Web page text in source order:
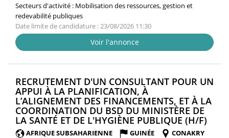
Secteurs d'activité : Mobilisation des ressources, gestion et
redevabilité publiques
Date limite de candidature : 23/08/2026 11:30
Voir l'annonce
RECRUTEMENT D'UN CONSULTANT POUR UN
APPUI À LA PLANIFICATION, À
L’ALIGNEMENT DES FINANCEMENTS, ET À LA
COORDINATION DU BSD DU MINISTÈRE DE
LA SANTÉ ET DE L'HYGIÈNE PUBLIQUE (H/F)
AFRIQUE SUBSAHARIENNE GUINÉE
CONAKRY